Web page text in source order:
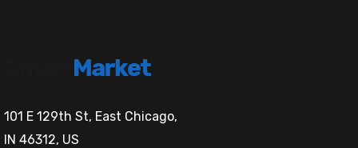
101 E 129th St, East Chicago,
IN 46312, US